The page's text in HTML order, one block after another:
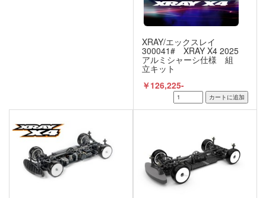
XRAY/エックスレイ
300041# XRAY X4 2025
アルミシャーシ仕様 組
立キット
￥126,225-